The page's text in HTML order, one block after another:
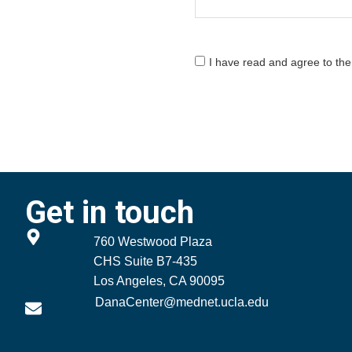
I have read and agree to
Get in touch
760 Westwood Plaza
CHS Suite B7-435
Los Angeles, CA 90095
DanaCenter@mednet.ucla.edu